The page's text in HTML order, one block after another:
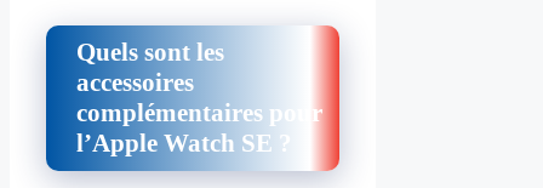
Quels sont les
accessoires
complémentaires pour
l’Apple Watch SE ?